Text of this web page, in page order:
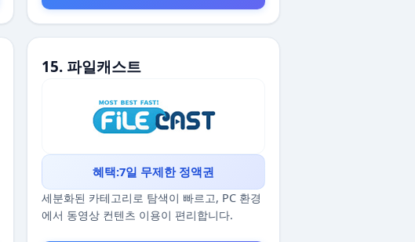
15. 파일캐스트
혜택:7일 무제한 정액권
세분화된 카테고리로 탐색이 빠르고, PC 환경
에서 동영상 컨텐츠 이용이 편리합니다.